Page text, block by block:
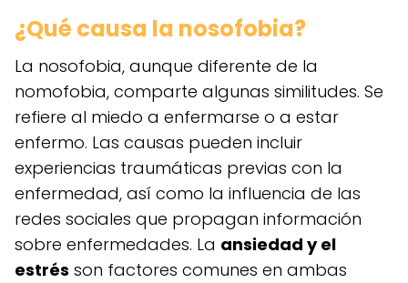
¿Qué causa la nosofobia?
La nosofobia, aunque diferente de la
nomofobia, comparte algunas similitudes. Se
refiere al miedo a enfermarse o a estar
enfermo. Las causas pueden incluir
experiencias traumáticas previas con la
enfermedad, así como la influencia de las
redes sociales que propagan información
sobre enfermedades. La ansiedad y el
estrés son factores comunes en ambas